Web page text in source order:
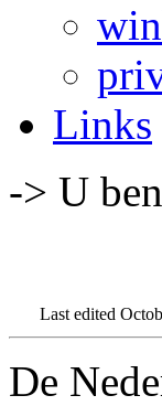
Links
-> U
Last edited
De